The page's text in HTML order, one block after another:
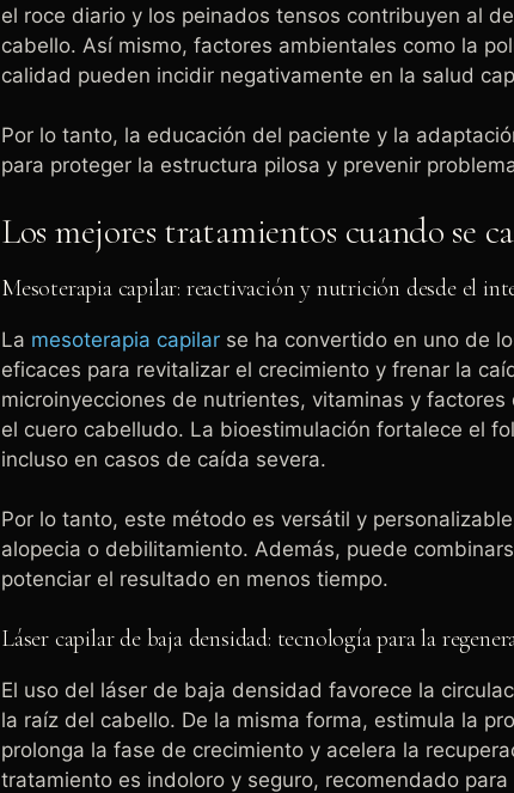
el roce diario y los peinados tensos contribuyen al
cabello. Así mismo, factores ambientales como la
calidad pueden incidir negativamente en la salud
Por lo tanto, la educación del paciente y la
para proteger la estructura pilosa y prevenir
Los mejores tratamientos cuando se
Mesoterapia capilar: reactivación y nutrición desde el
La mesoterapia capilar se ha convertido en uno de
eficaces para revitalizar el crecimiento y frenar la
microinyecciones de nutrientes, vitaminas y
el cuero cabelludo. La bioestimulación fortalece el
incluso en casos de caída severa.
Por lo tanto, este método es versátil y
alopecia o debilitamiento. Además, puede
potenciar el resultado en menos tiempo.
Láser capilar de baja densidad: tecnología para la
El uso del láser de baja densidad favorece la
la raíz del cabello. De la misma forma, estimula la
prolonga la fase de crecimiento y acelera la
tratamiento es indoloro y seguro, recomendado